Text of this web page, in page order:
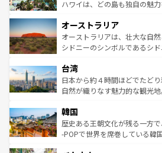
西部には大自然が広がり、グ
部のニューオーリンズでは、音
文化が魅力。旅行者はアメリカ
しみながら、その多様性と豊
ならではの贅沢な旅のスタイルだ。 なお、新着のア
情報はコンテンツ一覧を参照
ハワイは、どの島も独自の魅
ワイ島は見逃せない。また、定
島だが、静かな自然を求める
おすすめ。エメラルドグリー
れるおもてなしの心で訪れる人
人々、おいしいローカルフー
ク、伝統的なフラダンスなど
ワイを、存分に味わってほしい。 なお、新着のハワイ
はコンテンツ一覧を参照して
オーストラリア
オーストラリアは、壮大な自
シドニーのシンボルであるシ
リアリーフや大陸中央部にそび
ク）、タスマニアの美しい原
ど、見どころがたくさん。ま
いる。アクティビティも充実し
ビング、ハイキングなど、ア
い。オーストラリアの多彩な
台湾
日本から約４時間ほどでたど
自然が織りなす魅力的な観光
ン）、静ひつな山岳地帯である
と山間の静けさが共存してお
驚きをもたらしてくれる。ま
韓国
歴史ある王朝文化が残る一方
-POPで世界を席巻している韓